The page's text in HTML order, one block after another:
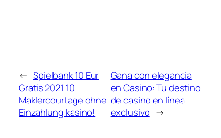
← Spielbank 10 Eur
Gratis 2021 10
Maklercourtage ohne
Einzahlung kasino!
Gana con elegancia
en Casino: Tu destino
de casino en línea
exclusivo →